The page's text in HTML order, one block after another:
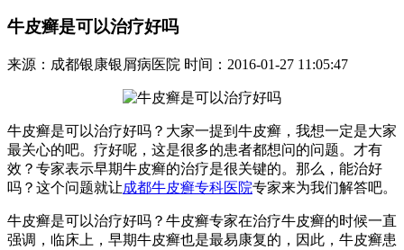
牛皮癣是可以治疗好吗
来源：成都银康银屑病医院 时间：2016-01-27 11:05:47
牛皮癣是可以治疗好吗？大家一提到牛皮癣，我想一定是大家
最关心的吧。疗好呢，这是很多的患者都想问的问题。才有
效？专家表示早期牛皮癣的治疗是很关键的。那么，能治好
吗？这个问题就让成都牛皮癣专科医院专家来为我们解答吧。
牛皮癣是可以治疗好吗？牛皮癣专家在治疗牛皮癣的时候一直
强调，临床上，早期牛皮癣也是最易康复的，因此，牛皮癣患